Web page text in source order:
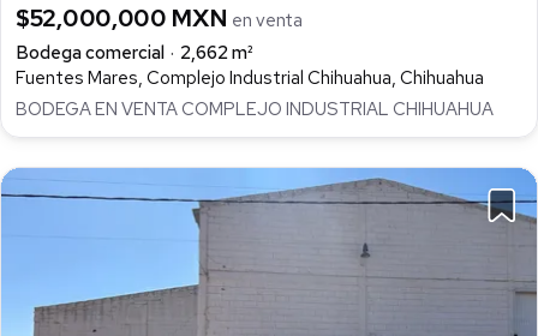
$52,000,000 MXN en venta
Bodega comercial
2,662 m²
Fuentes Mares, Complejo Industrial Chihuahua, Chihuahua
BODEGA EN VENTA COMPLEJO INDUSTRIAL CHIHUAHUA